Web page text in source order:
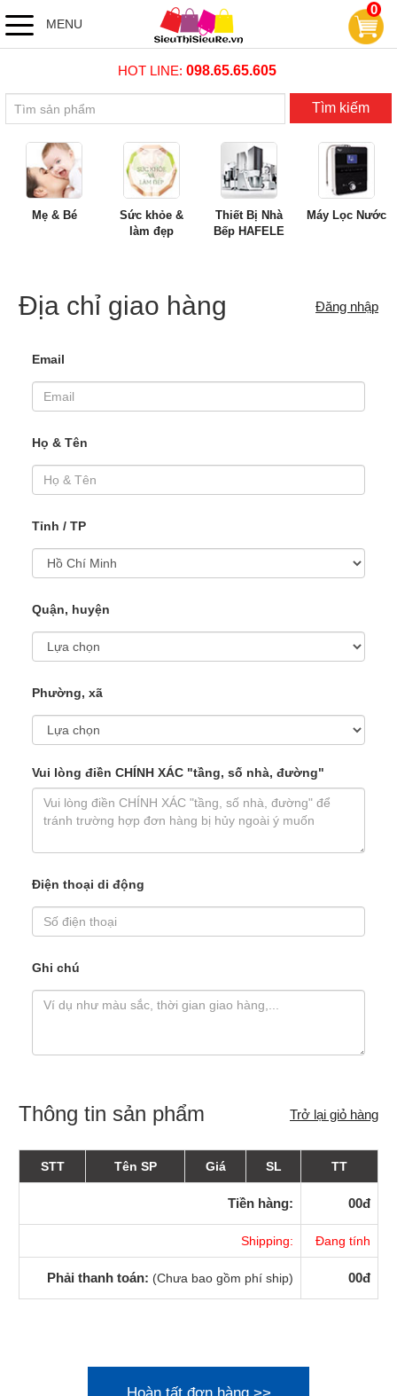
MENU
0
HOT LINE: 098.65.65.605
Tìm kiếm
Mẹ & Bé
Sức khỏe &
làm đẹp
Thiết Bị Nhà
Bếp HAFELE
Máy Lọc Nước
Địa chỉ giao hàng Đăng nhập
Email
Họ & Tên
Tỉnh / TP
Quận, huyện
Phường, xã
Vui lòng điền CHÍNH XÁC "tầng, số nhà, đường"
Điện thoại di động
Ghi chú
Thông tin sản phẩm Trở lại giỏ hàng
STT Tên SP Giá SL TT
Tiền hàng: 00đ
Shipping: Đang tính
Phải thanh toán: (Chưa bao gồm phí ship) 00đ